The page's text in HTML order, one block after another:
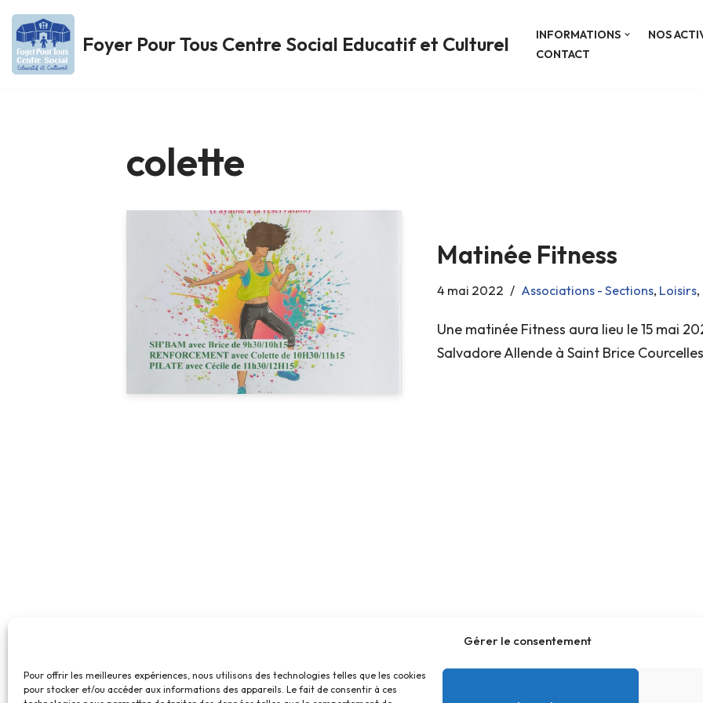
Gérer le consentement
Pour offrir les meilleures expériences, nous utilisons des technologies telles que les cookies
pour stocker et/ou accéder aux informations des appareils. Le fait de consentir à ces
Aller
au
Foyer Pour Tous Centre Social Educatif et Culturel INFORMATIONS
NOS
CONTACT
colette
Matinée Fitness
4 mai 2022 Associations - Sections, Loisirs,
Une matinée Fitness aura lieu le 15 mai
Salvadore Allende à Saint Brice